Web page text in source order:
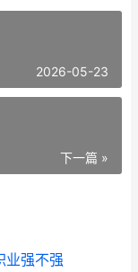
2026-05-23
下一篇 »
业强不强